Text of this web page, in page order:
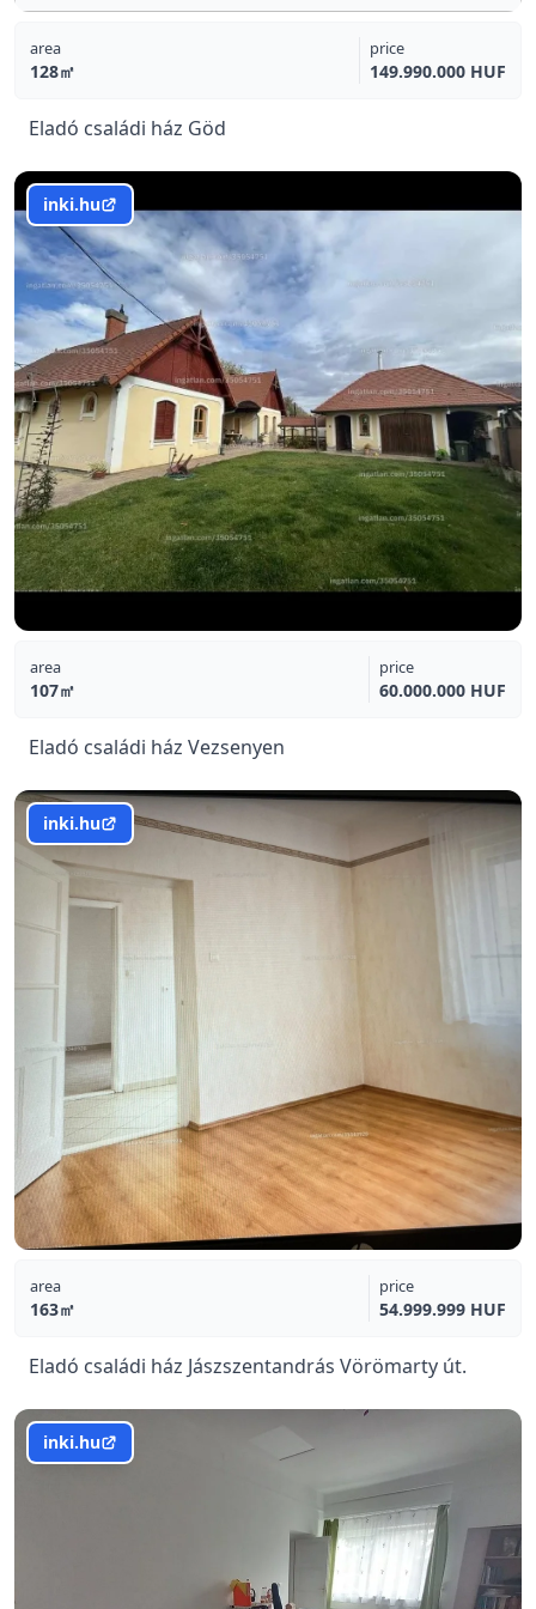
area
128㎡
price
149.990.000 HUF
Eladó családi ház Göd
inki.hu
area
107㎡
price
60.000.000 HUF
Eladó családi ház Vezsenyen
inki.hu
area
163㎡
price
54.999.999 HUF
Eladó családi ház Jászszentandrás Vörömarty út.
inki.hu